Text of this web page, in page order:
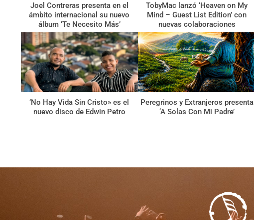
Joel Contreras presenta en el
ámbito internacional su nuevo
álbum ‘Te Necesito Más’
TobyMac lanzó ‘Heaven on My
Mind – Guest List Edition’ con
nuevas colaboraciones
‘No Hay Vida Sin Cristo» es el
nuevo disco de Edwin Petro
Peregrinos y Extranjeros presenta
‘A Solas Con Mi Padre’